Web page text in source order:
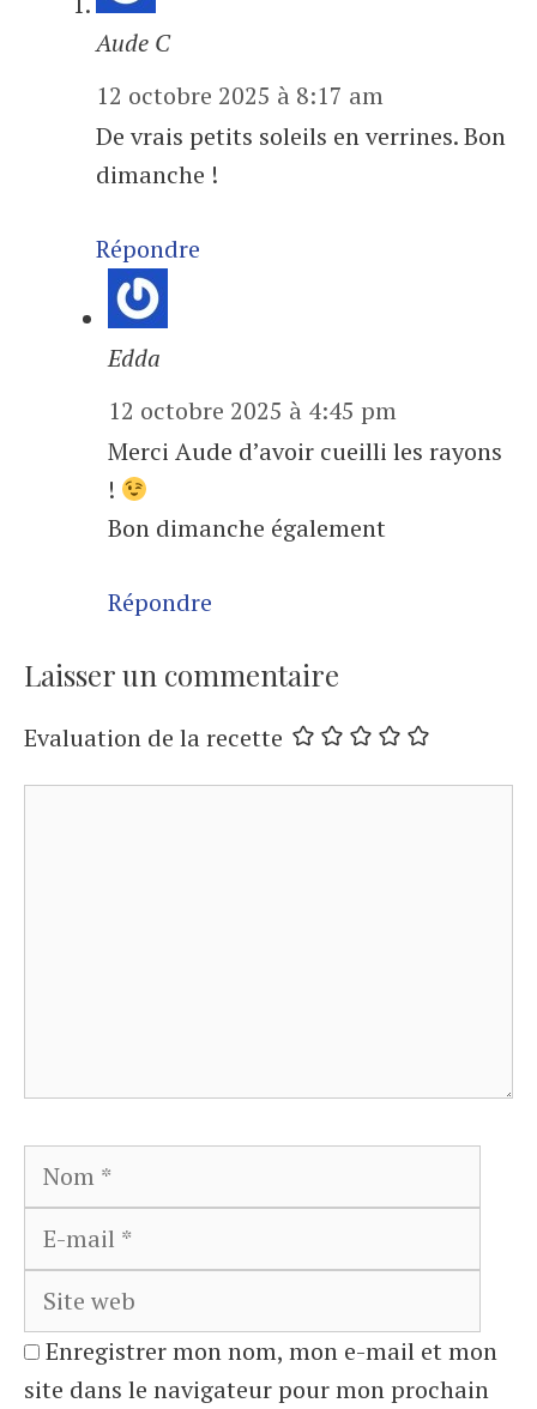
Aude C
12 octobre 2025 à 8:17 am
De vrais petits soleils en verrines. Bon
dimanche !
Répondre
Edda
12 octobre 2025 à 4:45 pm
Merci Aude d’avoir cueilli les rayons
!
Bon dimanche également
Répondre
Laisser un commentaire
Evaluation de la recette
Nom
Enregistrer mon nom, mon e-mail et mon
site dans le navigateur pour mon prochain